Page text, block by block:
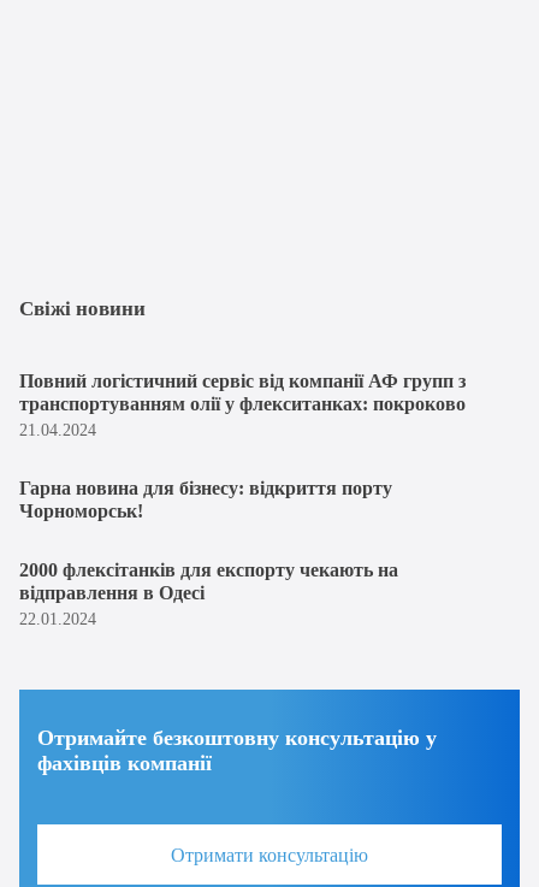
Свіжі новини
Повний логістичний сервіс від компанії АФ групп з
транспортуванням олії у флекситанках: покроково
21.04.2024
Гарна новина для бізнесу: відкриття порту
Чорноморськ!
2000 флексітанків для експорту чекають на
відправлення в Одесі
22.01.2024
Отримайте безкоштовну консультацію у
фахівців компанії
Отримати консультацію